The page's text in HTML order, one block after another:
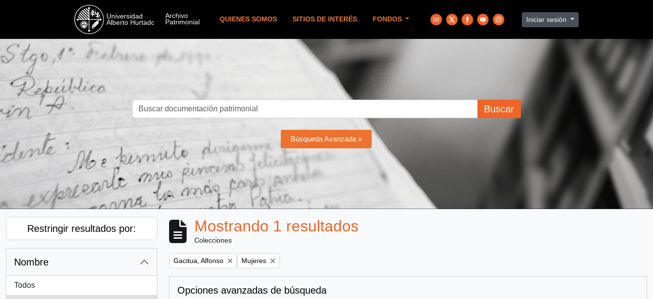
QUIENES SOMOS SITIOS DE INTERÉS FONDOS Iniciar sesión
Buscar
Búsqueda Avanzada »
Restringir resultados por:
Nombre
Todos
Mostrando 1 resultados
Colecciones
Remove filter:
Gacitua, Alfonso Remove filter:
Mujeres
Opciones avanzadas de búsqueda